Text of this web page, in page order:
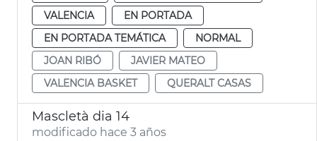
VALENCIA
EN PORTADA
EN PORTADA TEMÁTICA
NORMAL
JOAN RIBÓ
JAVIER MATEO
VALENCIA BASKET
QUERALT CASAS
Mascletà dia 14
modificado hace 3 años